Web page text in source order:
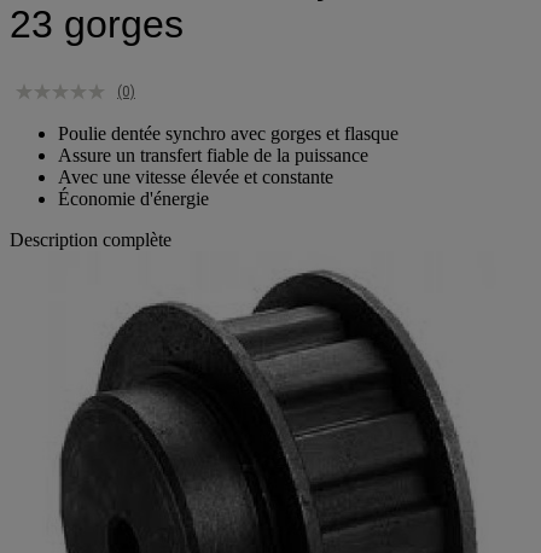
23 gorges
(0)
Poulie dentée synchro avec gorges et flasque
Assure un transfert fiable de la puissance
Avec une vitesse élevée et constante
Économie d'énergie
Description complète